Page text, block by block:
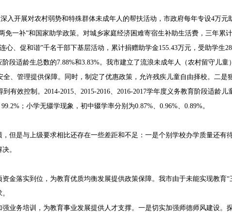
入开展对农村弱势和特殊群体未成年人的帮扶活动，市政府每年专设4万元
免一补”和国家助学政策。对城乡家庭经济困难寄宿生补助生活费，三年累
心、促和谐”千名干部下基层活动，累计捐赠助学金155.43万元，受助学生
段适龄生总数的7.88%和3.83%。我市建立了流浪未成年人（农村留守儿
、管理提供保障。同时，制定了优惠政策，允许残疾儿童自由择校。二是
有效控制。2014-2015、2015-2016、2016-2017学年度义务教育阶段适龄
；小学无辍学现象，初中辍学率分别为0.87%、0.96%、0.89%。
但是与上级要求相比还存在一些差距和不足：一是个别学校办学质量还有
。
金落实到位，为教育优质均衡发展提供政策保障。我市由于未能实现教育
业务培训，为教育事业发展提供人才支撑。一是切实加强师德师风建设。